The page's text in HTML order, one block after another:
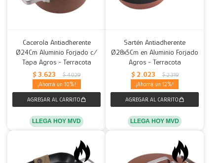
Cacerola Antiadherente
Ø24Cm Aluminio Forjado c/
Tapa Agros - Terracota
$ 3.623 $ 4.029
10
LLEGA HOY MVD
Sartén Antiadherente
Ø28x5Cm en Aluminio Forjado
Agros - Terracota
$ 2.023 $ 2.319
12
LLEGA HOY MVD